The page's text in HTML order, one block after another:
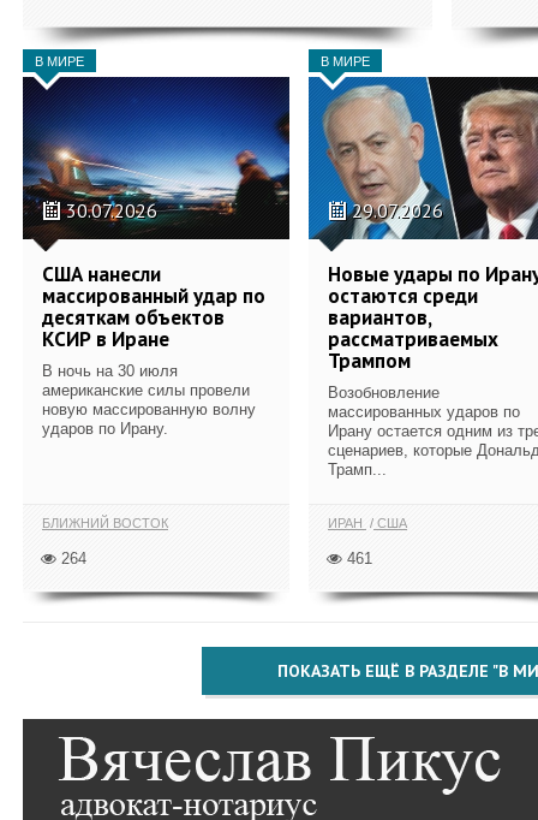
В МИРЕ
30.07.2026
США нанесли
массированный удар по
десяткам объектов
КСИР в Иране
В ночь на 30 июля
американские силы провели
новую массированную волну
ударов по Ирану.
БЛИЖНИЙ ВОСТОК
264
В МИРЕ
29.07.2026
Новые удары по
остаются среди
вариантов,
рассматриваемых
Трампом
Возобновление
массированных ударов по
Ирану остается одним из
сценариев, которые
Трамп...
ИРАН США
461
ПОКАЗАТЬ ЕЩЁ В РАЗДЕЛЕ "В